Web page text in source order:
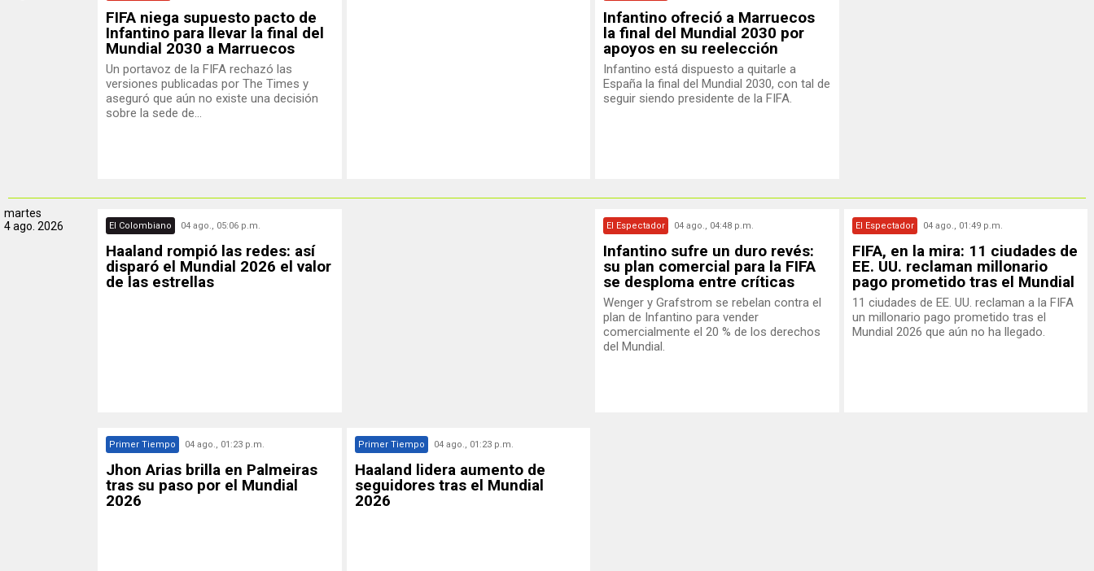
FIFA niega supuesto pacto de
Infantino para llevar la final del
Mundial 2030 a Marruecos
Un portavoz de la FIFA rechazó las
versiones publicadas por The Times y
aseguró que aún no existe una decisión
sobre la sede de...
Infantino ofreció a Marruecos
la final del Mundial 2030 por
apoyos en su reelección
Infantino está dispuesto a quitarle a
España la final del Mundial 2030, con tal de
seguir siendo presidente de la FIFA.
martes
4 ago. 2026
El Colombiano 04 ago., 05:06 p.m.
Haaland rompió las redes: así
disparó el Mundial 2026 el valor
de las estrellas
El Espectador 04 ago., 04:48 p.m.
Infantino sufre un duro revés:
su plan comercial para la FIFA
se desploma entre críticas
Wenger y Grafstrom se rebelan contra el
plan de Infantino para vender
comercialmente el 20 % de los derechos
del Mundial.
El Espectador 04 ago., 01:49 p.m.
FIFA, en la mira: 11 ciudades de
EE. UU. reclaman millonario
pago prometido tras el Mundial
11 ciudades de EE. UU. reclaman a la FIFA
un millonario pago prometido tras el
Mundial 2026 que aún no ha llegado.
Primer Tiempo 04 ago., 01:23 p.m.
Jhon Arias brilla en Palmeiras
tras su paso por el Mundial
2026
Primer Tiempo 04 ago., 01:23 p.m.
Haaland lidera aumento de
seguidores tras el Mundial
2026